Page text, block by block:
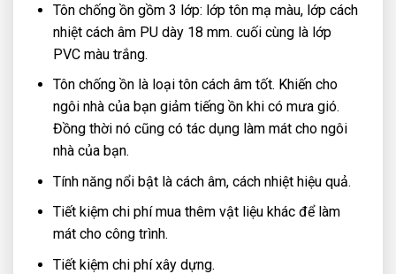
Tôn chống ồn gồm 3 lớp: lớp tôn mạ màu, lớp cách
nhiệt cách âm PU dày 18 mm. cuối cùng là lớp
PVC màu trắng.
Tôn chống ồn là loại tôn cách âm tốt. Khiến cho
ngôi nhà của bạn giảm tiếng ồn khi có mưa gió.
Đồng thời nó cũng có tác dụng làm mát cho ngôi
nhà của bạn.
Tính năng nổi bật là cách âm, cách nhiệt hiệu quả.
Tiết kiệm chi phí mua thêm vật liệu khác để làm
mát cho công trình.
Tiết kiệm chi phí xây dựng.